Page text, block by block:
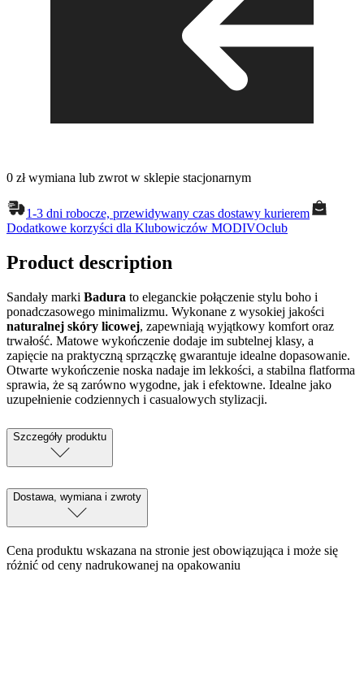
0 zł wymiana lub zwrot w sklepie stacjonarnym
1-3 dni robocze, przewidywany czas dostawy kurierem
Dodatkowe korzyści dla Klubowiczów MODIVOclub
Product description
Sandały marki Badura to eleganckie połączenie stylu boho i
ponadczasowego minimalizmu. Wykonane z wysokiej jakości
naturalnej skóry licowej, zapewniają wyjątkowy komfort oraz
trwałość. Matowe wykończenie dodaje im subtelnej klasy, a
zapięcie na praktyczną sprzączkę gwarantuje idealne dopasowanie.
Otwarte wykończenie noska nadaje im lekkości, a stabilna flatforma
sprawia, że są zarówno wygodne, jak i efektowne. Idealne jako
uzupełnienie codziennych i casualowych stylizacji.
Szczegóły produktu
Dostawa, wymiana i zwroty
Cena produktu wskazana na stronie jest obowiązująca i może się
różnić od ceny nadrukowanej na opakowaniu